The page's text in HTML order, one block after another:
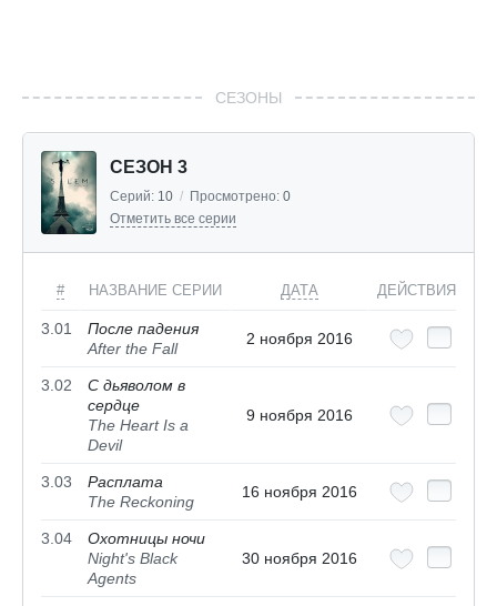
СЕЗОНЫ
СЕЗОН 3
Серий: 10 / Просмотрено: 0
Отметить все серии
# НАЗВАНИЕ СЕРИИ ДАТА ДЕЙСТВИЯ
3.01
После падения
After the Fall
2 ноября 2016
3.02
С дьяволом в
сердце
The Heart Is a
Devil
9 ноября 2016
3.03
Расплата
The Reckoning
16 ноября 2016
3.04
Охотницы ночи
Night's Black
Agents
30 ноября 2016